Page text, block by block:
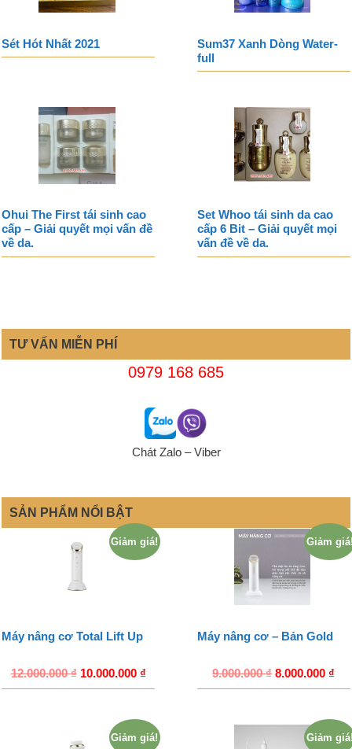
Sét Hót Nhất 2021
Sum37 Xanh Dòng Water-
full
Ohui The First tái sinh cao
cấp – Giải quyết mọi vấn đề
về da.
Set Whoo tái sinh da cao
cấp 6 Bit – Giải quyết mọi
vấn đề về da.
TƯ VẤN MIỄN PHÍ
0979 168 685
Chát Zalo – Viber
SẢN PHẨM NỔI BẬT
Giảm giá!
Máy nâng cơ Total Lift Up
12.000.000₫ 10.000.000 ₫
Giảm
Máy nâng cơ – Bản Gold
9.000.000₫ 8.000.000 ₫
Giảm giá! Giảm